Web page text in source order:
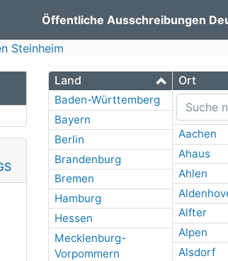
Öffentliche Ausschreibungen
Steinheim
Land
Baden-Württemberg
Bayern
Berlin
Brandenburg
Bremen
Hamburg
Hessen
Mecklenburg-
Vorpommern
Ort
Aachen
Ahaus
Ahlen
Alfter
Alpen
Alsdorf